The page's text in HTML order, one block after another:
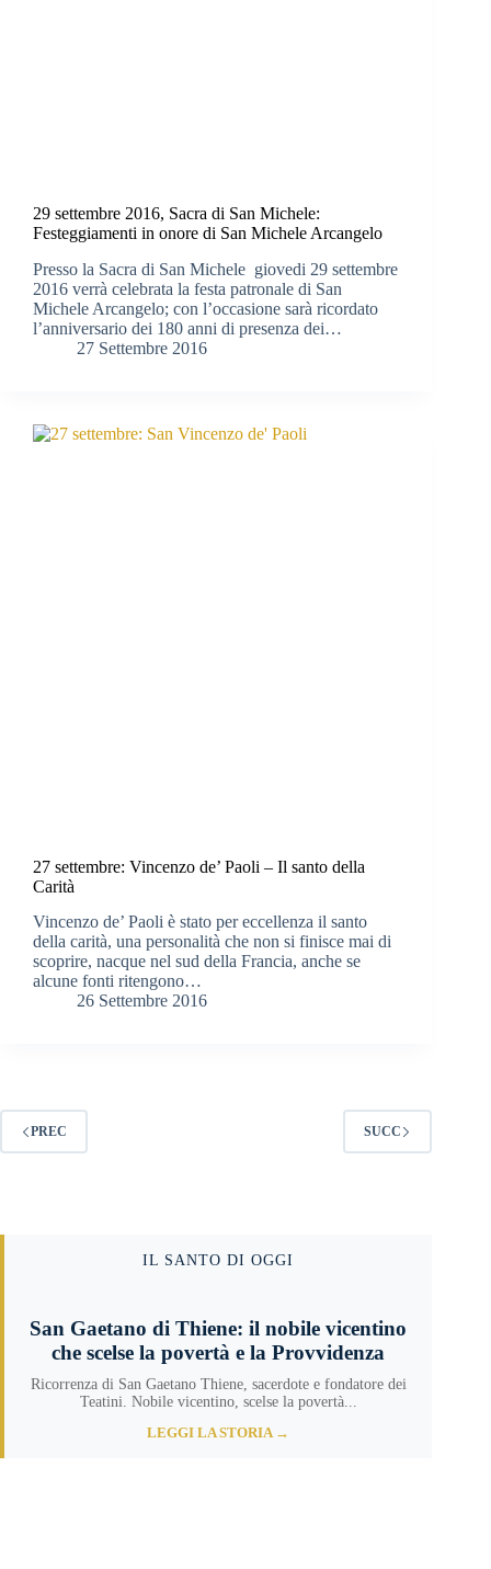
29 settembre 2016, Sacra di San Michele:
Festeggiamenti in onore di San Michele Arcangelo
Presso la Sacra di San Michele giovedi 29 settembre
2016 verrà celebrata la festa patronale di San
Michele Arcangelo; con l’occasione sarà ricordato
l’anniversario dei 180 anni di presenza dei…
27 Settembre 2016
27 settembre: Vincenzo de’ Paoli – Il santo della
Carità
Vincenzo de’ Paoli è stato per eccellenza il santo
della carità, una personalità che non si finisce mai di
scoprire, nacque nel sud della Francia, anche se
alcune fonti ritengono…
26 Settembre 2016
PREC SUCC
IL SANTO DI OGGI
San Gaetano di Thiene: il nobile vicentino
che scelse la povertà e la Provvidenza
Ricorrenza di San Gaetano Thiene, sacerdote e fondatore dei
Teatini. Nobile vicentino, scelse la povertà...
LEGGI LA STORIA →